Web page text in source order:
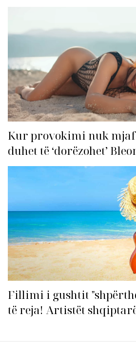
Kur provokimi nuk
duhet të ‘dorëzohet’
Fillimi i gushtit
të reja! Artistët